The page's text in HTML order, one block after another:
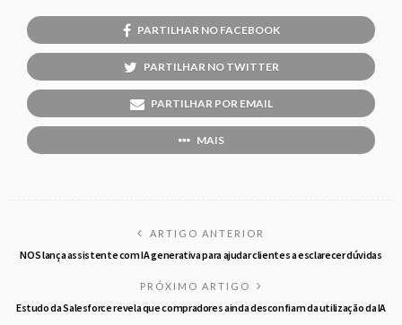
PARTILHAR NO FACEBOOK
PARTILHAR NO TWITTER
PARTILHAR POR EMAIL
MAIS
ARTIGO ANTERIOR
NOS lança assistente com IA generativa para ajudar clientes a esclarecer dúvidas
PRÓXIMO ARTIGO
Estudo da Salesforce revela que compradores ainda desconfiam da utilização da IA